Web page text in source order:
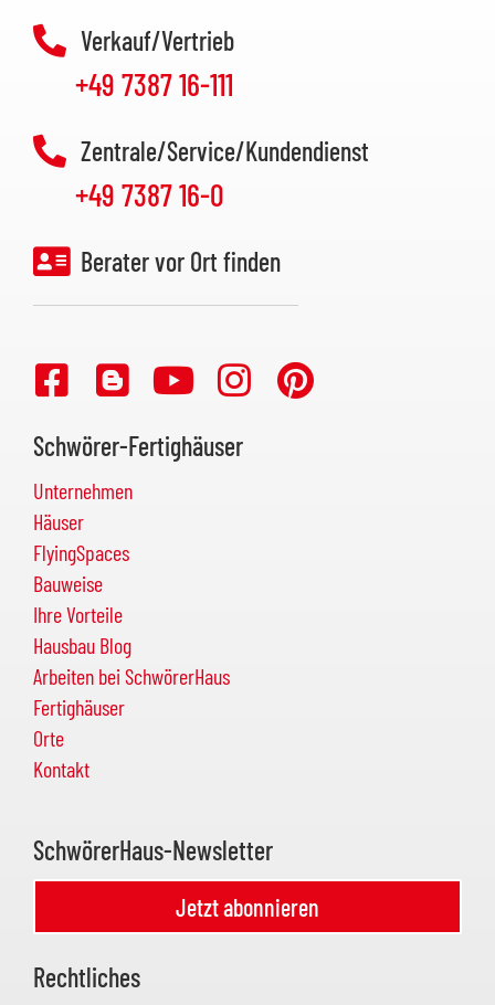
Verkauf/Vertrieb
+49 7387 16-111
Zentrale/Service/Kundendienst
+49 7387 16-0
Berater vor Ort finden
Schwörer-Fertighäuser
Unternehmen
Häuser
FlyingSpaces
Bauweise
Ihre Vorteile
Hausbau Blog
Arbeiten bei SchwörerHaus
Fertighäuser
Orte
Kontakt
SchwörerHaus-Newsletter
Jetzt abonnieren
Rechtliches